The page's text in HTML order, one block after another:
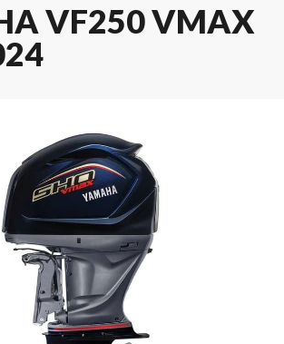
VF250 VMAX